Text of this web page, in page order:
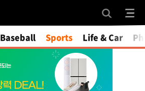
Baseball Sports Life & Car